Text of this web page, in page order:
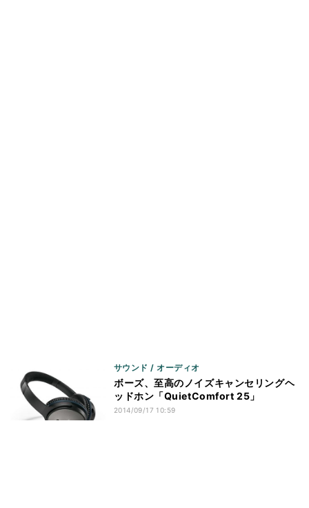
サウンド / オーディオ
ボーズ、至高のノイズキャンセリングヘ
ッドホン「QuietComfort 25」
2014/09/17 10:59